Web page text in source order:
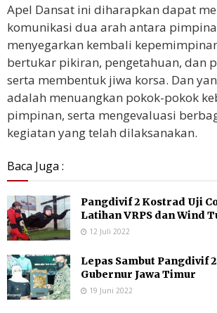
Apel Dansat ini diharapkan dapat
komunikasi dua arah antara
menyegarkan kembali
bertukar pikiran, pengetahuan, dan
serta membentuk jiwa korsa. Dan
adalah menuangkan pokok-pokok
pimpinan, serta mengevaluasi
kegiatan yang telah dilaksanakan.
Baca Juga :
Pangdivif 2 Kostrad Uji
Latihan VRPS dan Wind
12 Juli 2022
Lepas Sambut Pangdivif
Gubernur Jawa Timur
19 Juni 2022